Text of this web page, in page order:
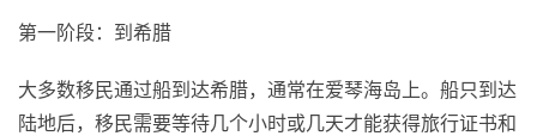
第一阶段：到希腊
大多数移民通过船到达希腊，通常在爱琴海岛上。船只到达
陆地后，移民需要等待几个小时或几天才能获得旅行证书和